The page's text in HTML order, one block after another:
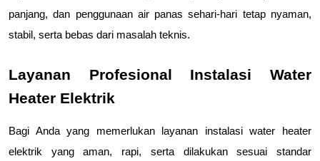
panjang, dan penggunaan air panas sehari-hari tetap nyaman,
stabil, serta bebas dari masalah teknis.
Layanan Profesional Instalasi Water
Heater Elektrik
Bagi Anda yang memerlukan layanan instalasi water heater
elektrik yang aman, rapi, serta dilakukan sesuai standar